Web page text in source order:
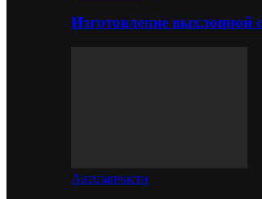
Изготовление выхлопной
Автозапчасти